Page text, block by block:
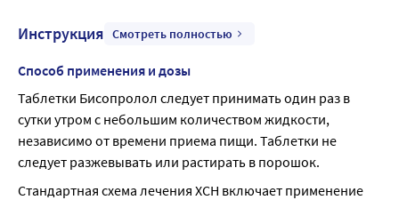
Инструкция Смотреть полностью
Способ применения и дозы
Таблетки Бисопролол следует принимать один раз в
сутки утром с небольшим количеством жидкости,
независимо от времени приема пищи. Таблетки не
следует разжевывать или растирать в порошок.
Стандартная схема лечения ХСН включает применение